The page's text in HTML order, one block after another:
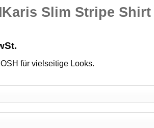
Slim Stripe Shirt
für vielseitige Looks.